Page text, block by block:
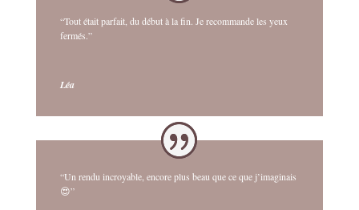
“Tout était parfait, du début à la fin. Je recommande les yeux
fermés.”
Léa
“Un rendu incroyable, encore plus beau que ce que j’imaginais
😍”